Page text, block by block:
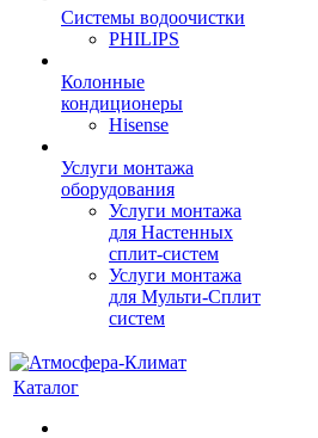
Системы водоочистки
PHILIPS
Колонные
кондиционеры
Hisense
Услуги монтажа
оборудования
Услуги монтажа
для Настенных
сплит-систем
Услуги монтажа
для Мульти-Сплит
систем
Каталог